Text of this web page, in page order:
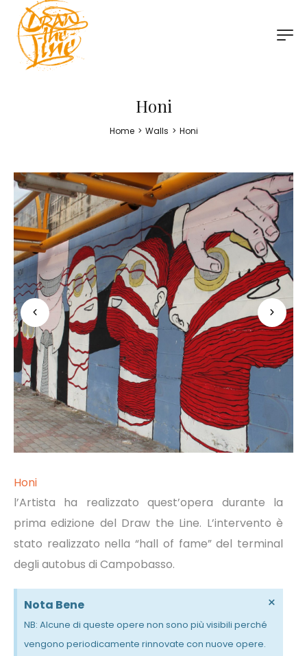
Honi
Home > Walls > Honi
Honi
l’Artista ha realizzato quest’opera durante la
prima edizione del Draw the Line. L’intervento è
stato realizzato nella “hall of fame” del terminal
degli autobus di Campobasso.
Nota Bene
NB: Alcune di queste opere non sono più visibili perché
vengono periodicamente rinnovate con nuove opere.
×